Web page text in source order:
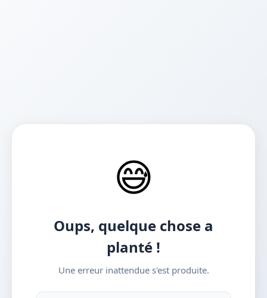
😅
Oups, quelque chose a
planté !
Une erreur inattendue s'est produite.